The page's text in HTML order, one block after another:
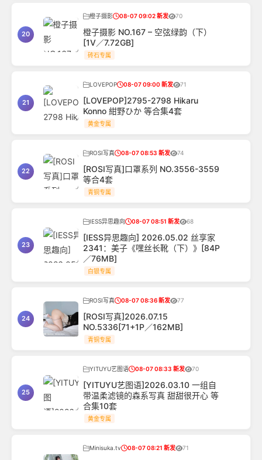
20
橙子摄影 08-07 09:02 新发 70
橙子摄影 NO.167 – 空弦绿韵（下）
[1V／7.72GB]
砖石专属
21
LOVEPOP 08-07 09:00 新发 71
[LOVEPOP]2795-2798 Hikaru
Konno 紺野ひか 等合集4套
黄金专属
22
ROSI写真 08-07 08:53 新发 74
[ROSI写真]口罩系列 NO.3556-3559
等合4套
青铜专属
23
IESS异思趣向 08-07 08:51 新发 68
[IESS异思趣向] 2026.05.02 丝享家
2341：美子《嘿丝长靴（下）》[84P
／76MB]
白银专属
24
ROSI写真 08-07 08:36 新发 77
[ROSI写真]2026.07.15
NO.5336[71+1P／162MB]
青铜专属
25
YITUYU艺图语 08-07 08:33 新发 70
[YITUYU艺图语]2026.03.10 一组自
带温柔滤镜的森系写真 甜甜很开心 等
合集10套
黄金专属
Minisuka.tv 08-07 08:21 新发 71